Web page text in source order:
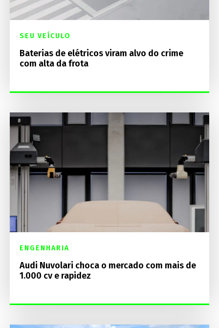
SEU VEÍCULO
Baterias de elétricos viram alvo do crime
com alta da frota
ENGENHARIA
Audi Nuvolari choca o mercado com mais de
1.000 cv e rapidez